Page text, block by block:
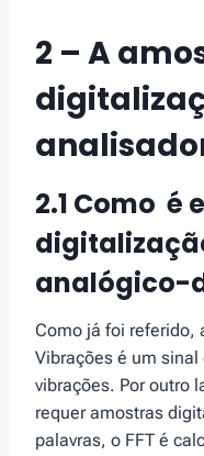
2 – A
2.1 Como é
analógico-
Como já foi referido,
Vibrações é um
vibrações. Por outro
requer amostras
palavras, o FFT é